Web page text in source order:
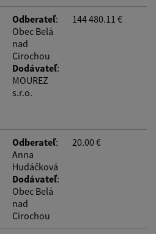
Odberateľ:
Obec Belá
nad
Cirochou
Dodávateľ:
MOUREZ
s.r.o.
144 480.11 €
Odberateľ:
Anna
Hudáčková
Dodávateľ:
Obec Belá
nad
Cirochou
20.00 €